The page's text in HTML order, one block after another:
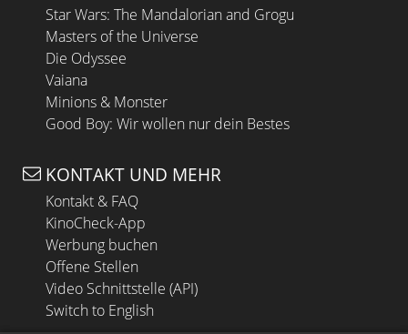
Star Wars: The Mandalorian and Grogu
Masters of the Universe
Die Odyssee
Vaiana
Minions & Monster
Good Boy: Wir wollen nur dein Bestes
KONTAKT UND MEHR
Kontakt & FAQ
KinoCheck-App
Werbung buchen
Offene Stellen
Video Schnittstelle (API)
Switch to English